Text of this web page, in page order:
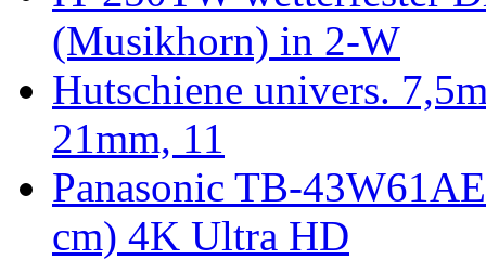
(Musikhorn) in 2-W
Hutschiene univers.
21mm, 11
Panasonic TB-
cm) 4K Ultra HD